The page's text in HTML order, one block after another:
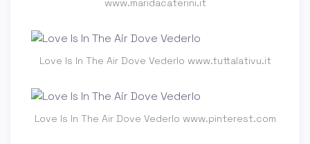
www.maridacaterini.it
Love Is In The Air Dove Vederlo www.tuttalativu.it
Love Is In The Air Dove Vederlo www.pinterest.com